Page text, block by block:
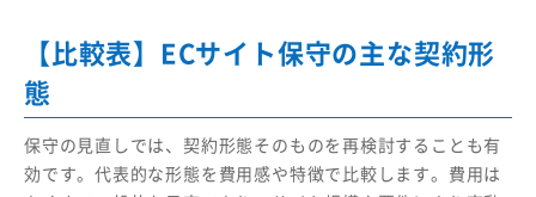
【比較表】ECサイト保守の主な契約形
態
保守の見直しでは、契約形態そのものを再検討することも有
効です。代表的な形態を費用感や特徴で比較します。費用は